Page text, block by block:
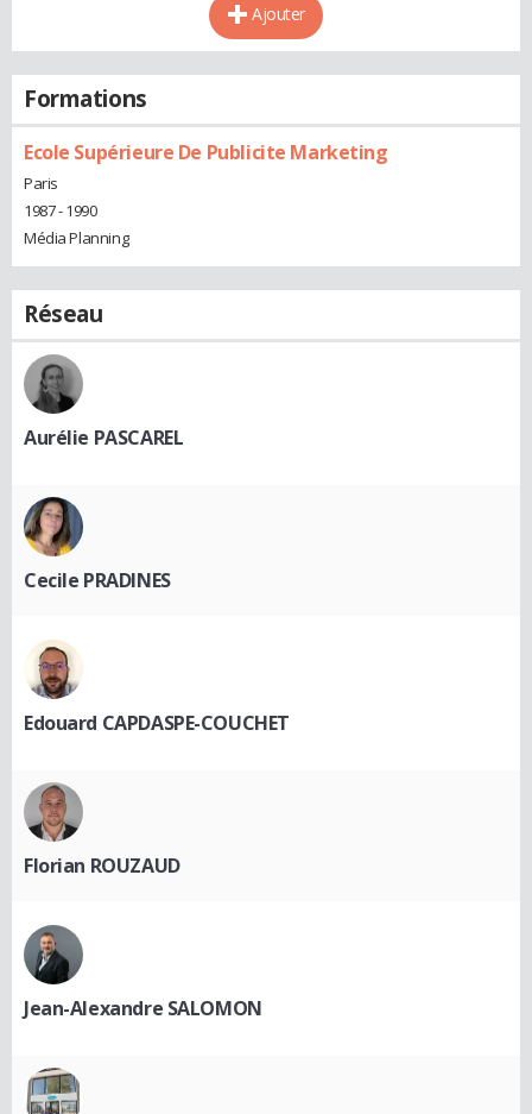
Ajouter
Formations
Ecole Supérieure De Publicite Marketing
Paris
1987 - 1990
Média Planning
Réseau
Aurélie PASCAREL
Cecile PRADINES
Edouard CAPDASPE-COUCHET
Florian ROUZAUD
Jean-Alexandre SALOMON